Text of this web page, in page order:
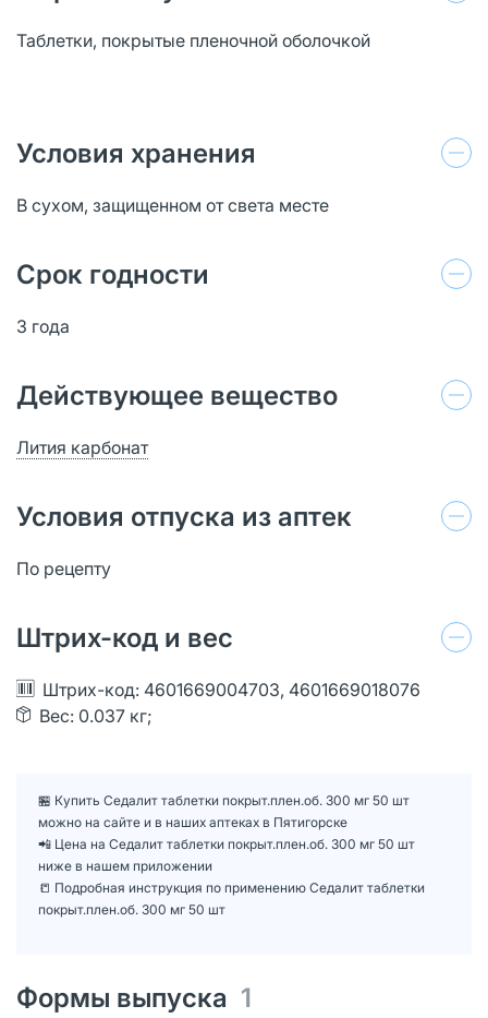
Таблетки, покрытые пленочной оболочкой
Условия хранения
В сухом, защищенном от света месте
Срок годности
3 года
Действующее вещество
Лития карбонат
Условия отпуска из аптек
По рецепту
Штрих-код и вес
Штрих-код: 4601669004703, 4601669018076
Вес: 0.037 кг;
🏪 Купить Седалит таблетки покрыт.плен.об. 300 мг 50 шт
можно на сайте и в наших аптеках в Пятигорске
📲 Цена на Седалит таблетки покрыт.плен.об. 300 мг 50 шт
ниже в нашем приложении
📒 Подробная инструкция по применению Седалит таблетки
покрыт.плен.об. 300 мг 50 шт
Формы выпуска 1